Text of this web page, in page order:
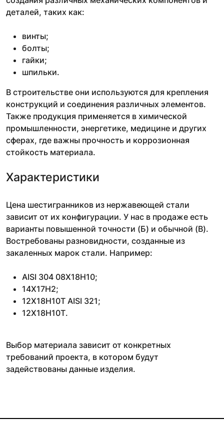
деталей, таких как:
винты;
болты;
гайки;
шпильки.
В строительстве они используются для крепления
конструкций и соединения различных элементов.
Также продукция применяется в химической
промышленности, энергетике, медицине и других
сферах, где важны прочность и коррозионная
стойкость материала.
Характеристики
Цена шестигранников из нержавеющей стали
зависит от их конфигурации. У нас в продаже есть
варианты повышенной точности (Б) и обычной (В).
Востребованы разновидности, созданные из
закаленных марок стали. Например:
AISI 304 08Х18Н10;
14Х17Н2;
12Х18Н10Т AISI 321;
12Х18Н10Т.
Выбор материала зависит от конкретных
требований проекта, в котором будут
задействованы данные изделия.